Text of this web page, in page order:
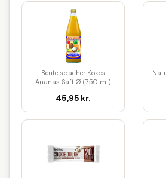
Beutelsbacher Kokos
Ananas Saft Ø (750 ml)
45,95 kr.